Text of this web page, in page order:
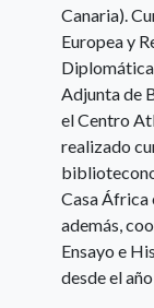
Canaria).
Europea y
Adjunta de
el Centro
realizado
Casa África
además,
Ensayo e
desde el